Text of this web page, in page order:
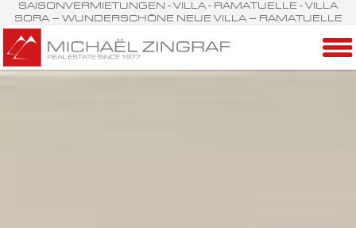
SAISONVERMIETUNGEN - VILLA - RAMATUELLE - VILLA
SORA – WUNDERSCHÖNE NEUE VILLA – RAMATUELLE